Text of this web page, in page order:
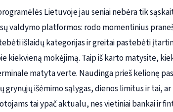
Lietuvoje jau seniai nebėra tik
valdymo platformos: rodo momentinius
išlaidų kategorijas ir greitai pastebėti
kiekvieną mokėjimą. Taip iš karto matysite,
matyta verte. Naudinga prieš kelionę
grynųjų išėmimo sąlygas, dienos limitus ir tai,
tai ypač aktualu, nes vietiniai bankai ir